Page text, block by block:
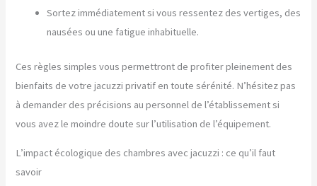
Sortez immédiatement si vous ressentez des vertiges, des
nausées ou une fatigue inhabituelle.
Ces règles simples vous permettront de profiter pleinement des
bienfaits de votre jacuzzi privatif en toute sérénité. N’hésitez pas
à demander des précisions au personnel de l’établissement si
vous avez le moindre doute sur l’utilisation de l’équipement.
L’impact écologique des chambres avec jacuzzi : ce qu’il faut
savoir